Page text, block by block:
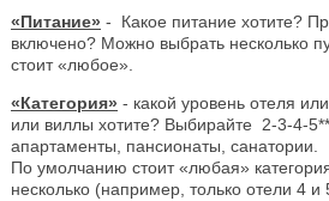
«Питание» - Какое питание хотите?
включено? Можно выбрать несколько
стоит «любое».
«Категория» - какой уровень отеля
или виллы хотите? Выбирайте 2-3-4-
апартаменты, пансионаты, санатории.
По умолчанию стоит «любая»
несколько (например, только отели 4 и